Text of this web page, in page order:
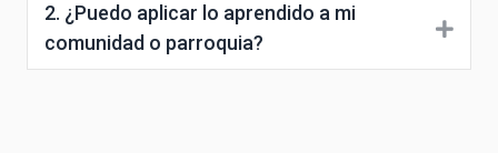
2. ¿Puedo aplicar lo aprendido a mi
comunidad o parroquia?